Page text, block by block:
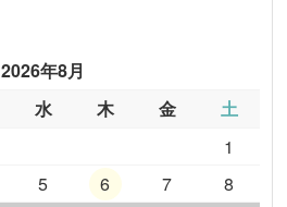
2026年8月
水 木 金
土
1
5 6 7
8